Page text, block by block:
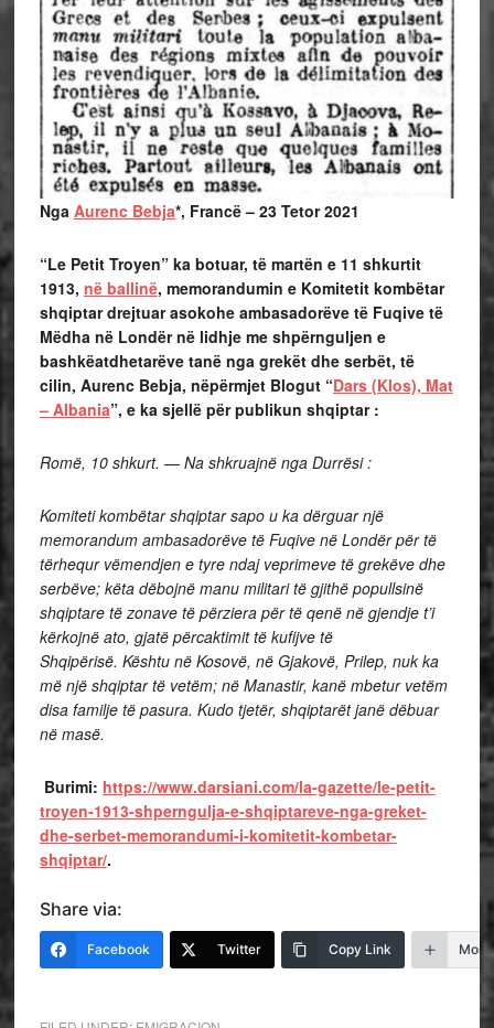
Nga Aurenc Bebja*, Francë – 23 Tetor 2021
“Le Petit Troyen” ka botuar, të martën e 11 shkurtit
1913, në ballinë, memorandumin e Komitetit kombëtar
shqiptar drejtuar asokohe ambasadorëve të Fuqive të
Mëdha në Londër në lidhje me shpërnguljen e
bashkëatdhetarëve tanë nga grekët dhe serbët, të
cilin, Aurenc Bebja, nëpërmjet Blogut “Dars (Klos), Mat
– Albania”, e ka sjellë për publikun shqiptar :
Romë, 10 shkurt. — Na shkruajnë nga Durrësi :
Komiteti kombëtar shqiptar sapo u ka dërguar një
memorandum ambasadorëve të Fuqive në Londër për të
tërhequr vëmendjen e tyre ndaj veprimeve të grekëve dhe
serbëve; këta dëbojnë manu militari të gjithë popullsinë
shqiptare të zonave të përziera për të qenë në gjendje t’i
kërkojnë ato, gjatë përcaktimit të kufijve të
Shqipërisë. Kështu në Kosovë, në Gjakovë, Prilep, nuk ka
më një shqiptar të vetëm; në Manastir, kanë mbetur vetëm
disa familje të pasura. Kudo tjetër, shqiptarët janë dëbuar
në masë.
Burimi: https://www.darsiani.com/la-gazette/le-petit-
troyen-1913-shperngulja-e-shqiptareve-nga-greket-
dhe-serbet-memorandumi-i-komitetit-kombetar-
shqiptar/.
Share via:
Facebook Twitter Copy Link More